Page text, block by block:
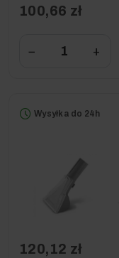
100,66 zł
− +
Wysyłka do 24h
120,12 zł